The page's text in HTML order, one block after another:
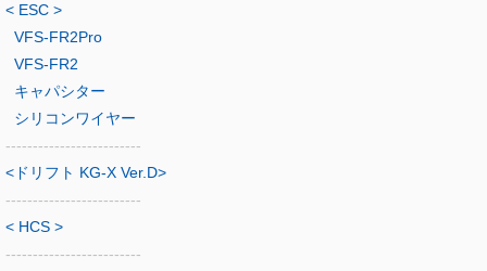
< ESC >
VFS-FR2Pro
VFS-FR2
キャパシター
シリコンワイヤー
-------------------------
<ドリフト KG-X Ver.D>
-------------------------
< HCS >
-------------------------